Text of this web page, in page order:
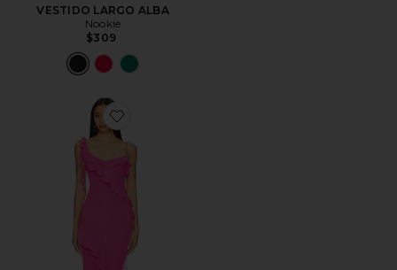
VESTIDO LARGO ALBA
Nookie
$309
Favorite VESTIDO LARGO TEAGAN